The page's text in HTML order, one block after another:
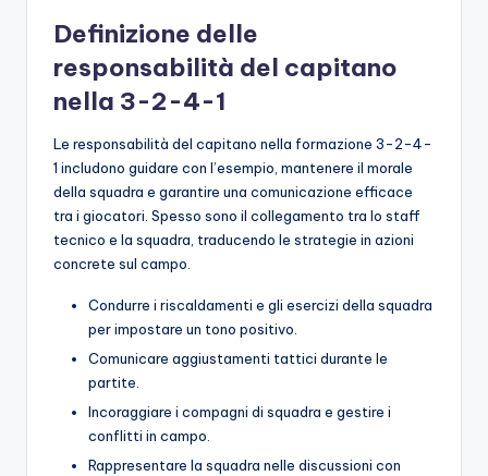
Definizione delle
responsabilità del capitano
nella 3-2-4-1
Le responsabilità del capitano nella formazione 3-2-4-
1 includono guidare con l’esempio, mantenere il morale
della squadra e garantire una comunicazione efficace
tra i giocatori. Spesso sono il collegamento tra lo staff
tecnico e la squadra, traducendo le strategie in azioni
concrete sul campo.
Condurre i riscaldamenti e gli esercizi della squadra
per impostare un tono positivo.
Comunicare aggiustamenti tattici durante le
partite.
Incoraggiare i compagni di squadra e gestire i
conflitti in campo.
Rappresentare la squadra nelle discussioni con